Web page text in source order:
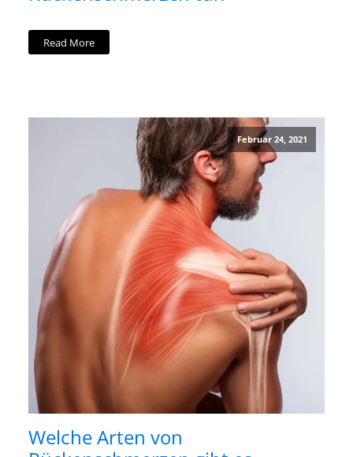
Read More
Februar 24, 2021
Welche Arten von